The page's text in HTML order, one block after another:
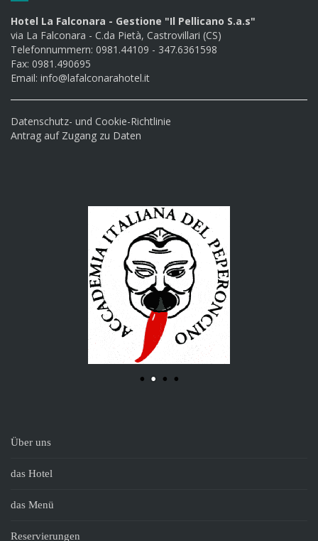
Hotel La Falconara - Gestione "Il Pellicano S.a.s"
via La Falconara - C.da Pietà, Castrovillari (CS)
Telefonnummern: 0981.44109 - 347.6361598
Fax: 0981.490695
Email: info@lafalconarahotel.it
Datenschutz- und Cookie-Richtlinie
Antrag auf Zugang zu Daten
Über uns
das Hotel
das Menü
Reservierungen